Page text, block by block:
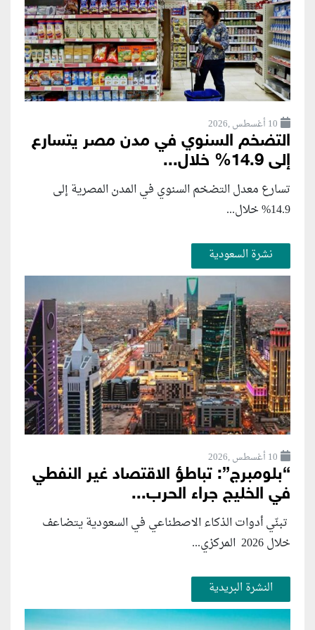
10 أغسطس ,2026
التضخم السنوي في مدن مصر يتسارع
إلى 14.9% خلال...
تسارع معدل التضخم السنوي في المدن المصرية إلى
14.9% خلال...
نشرة السعودية
10 أغسطس ,2026
“بلومبرج”: تباطؤ الاقتصاد غير النفطي
في الخليج جراء الحرب...
تبنّي أدوات الذكاء الاصطناعي في السعودية يتضاعف
خلال 2026 المركزي...
النشرة البريدية